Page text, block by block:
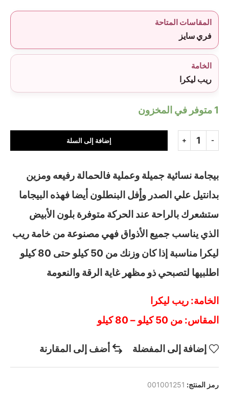
المقاسات المتاحة
فري سايز
الخامة
ريب ليكرا
1 متوفر في المخزون
إضافة إلى السلة
بيجامة نسائية جميلة وعملية فالحمالة رفيعه ومزين
بدانتيل علي الصدر وأٍفل البنطلون أيضا فهذه البيجاما
ستشعرك بالراحة عند الحركة متوفرة بلون الأبيض
الذي يناسب جميع الأذواق فهي مصنوعة من خامة ريب
ليكرا مناسبة إذا كان وزنك من 50 كيلو حتى 80 كيلو
اطلبيها لتصبحي ذو مظهر غاية الرقة والنعومة
الخامة: ريب ليكرا
المقاس: من 50 كيلو – 80 كيلو
إضافة إلى المفضلة أضف إلى المقارنة
رمز المنتج: 001001251